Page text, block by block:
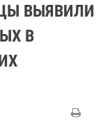
ВЫЯВИЛИ
В